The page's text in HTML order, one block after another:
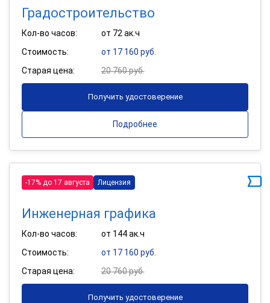
Градостроительство
Кол-во часов:
от 72 ак.ч
Стоимость:
от 17 160 руб.
Старая цена:
20 760 руб.
Получить удостоверение
Подробнее
-17% до 17 августа Лицензия
Инженерная графика
Кол-во часов:
от 144 ак.ч
Стоимость:
от 17 160 руб.
Старая цена:
20 760 руб.
Получить удостоверение